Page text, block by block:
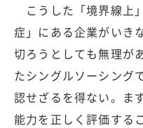
こうした「境界線上
症」にある企業がいき
切ろうとしても無理が
たシングルソーシング
認せざるを得ない。ま
能力を正しく評価する